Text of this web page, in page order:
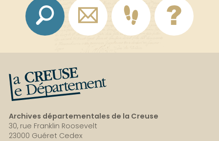
La Creuse, le département
Archives départementales de la Creuse
30, rue Franklin Roosevelt
23000 Guéret Cedex